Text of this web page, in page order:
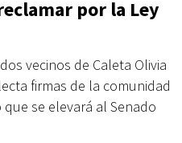
por la Ley
vecinos de Caleta Olivia
firmas de la comunidad
se elevará al Senado